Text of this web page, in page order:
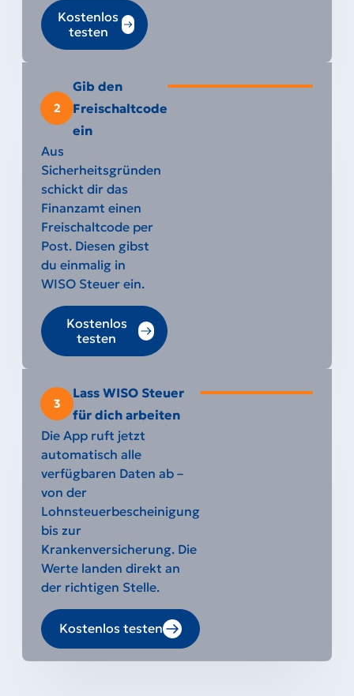
Kostenlos
testen
2
Gib den
Freischaltcode
ein
Aus
Sicherheitsgründen
schickt dir das
Finanzamt einen
Freischaltcode per
Post. Diesen gibst
du einmalig in
WISO Steuer ein.
Kostenlos
testen
3
Lass WISO Steuer
für dich arbeiten
Die App ruft jetzt
automatisch alle
verfügbaren Daten ab –
von der
Lohnsteuerbescheinigung
bis zur
Krankenversicherung. Die
Werte landen direkt an
der richtigen Stelle.
Kostenlos testen